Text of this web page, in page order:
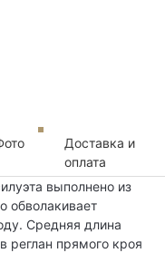
Доставка и
оплата
выполнено из
обволакивает
Средняя длина
реглан прямого кроя